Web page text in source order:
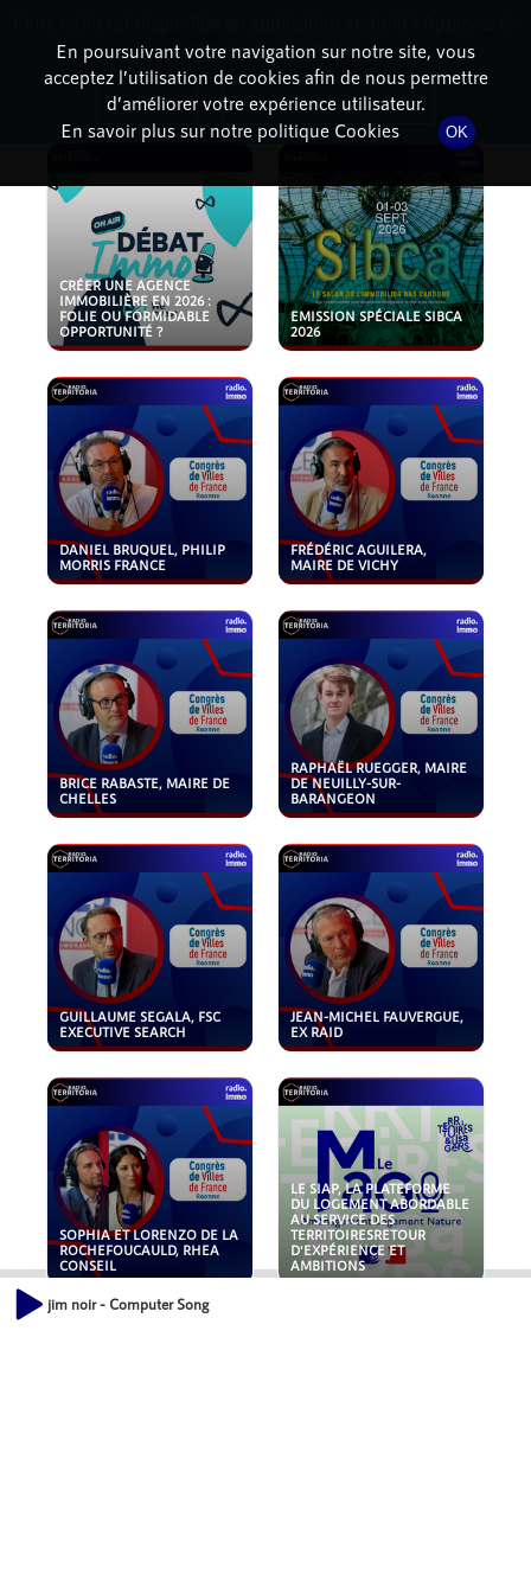
PODCASTS
CRÉER UNE AGENCE
IMMOBILIÈRE EN 2026 :
FOLIE OU FORMIDABLE
OPPORTUNITÉ ?
EMISSION SPÉCIALE SIBCA
2026
DANIEL BRUQUEL, PHILIP
MORRIS FRANCE
FRÉDÉRIC AGUILERA,
MAIRE DE VICHY
BRICE RABASTE, MAIRE DE
CHELLES
RAPHAËL RUEGGER, MAIRE
DE NEUILLY-SUR-
BARANGEON
GUILLAUME SEGALA, FSC
EXECUTIVE SEARCH
JEAN-MICHEL FAUVERGUE,
EX RAID
SOPHIA ET LORENZO DE LA
ROCHEFOUCAULD, RHEA
CONSEIL
LE SIAP, LA PLATEFORME
DU LOGEMENT ABORDABLE
AU SERVICE DES
TERRITOIRESRETOUR
D'EXPÉRIENCE ET
AMBITIONS
jim noir - Computer Song
En poursuivant votre navigation sur notre site, vous
acceptez l’utilisation de cookies afin de nous permettre
d’améliorer votre expérience utilisateur.
En savoir plus sur notre politique Cookies
OK
dessous pour l'installer.
Non merci Télécharger l'application